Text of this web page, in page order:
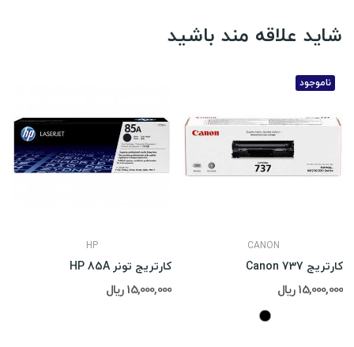
شاید علاقه مند باشید
HP
کارتریج تونر HP 85A
15,000,000 ریال
ناموجود
CANON
کارتریج Canon 737
15,000,000 ریال